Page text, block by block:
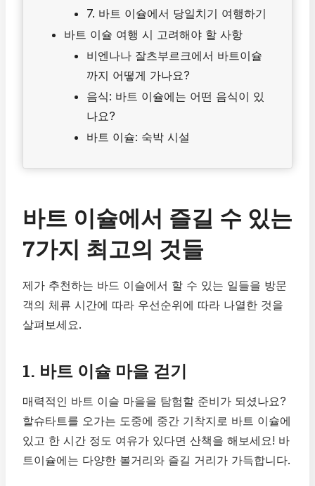
7. 바트 이슐에서 당일치기 여행하기
바트 이슐 여행 시 고려해야 할 사항
비엔나나 잘츠부르크에서 바트이슐
까지 어떻게 가나요?
음식: 바트 이슐에는 어떤 음식이 있
나요?
바트 이슐: 숙박 시설
바트 이슐에서 즐길 수 있는
7가지 최고의 것들
제가 추천하는 바드 이슬에서 할 수 있는 일들을 방문
객의 체류 시간에 따라 우선순위에 따라 나열한 것을
살펴보세요.
1. 바트 이슐 마을 걷기
매력적인 바트 이슬 마을을 탐험할 준비가 되셨나요?
할슈타트를 오가는 도중에 중간 기착지로 바트 이슐에
있고 한 시간 정도 여유가 있다면 산책을 해보세요! 바
트이슐에는 다양한 볼거리와 즐길 거리가 가득합니다.